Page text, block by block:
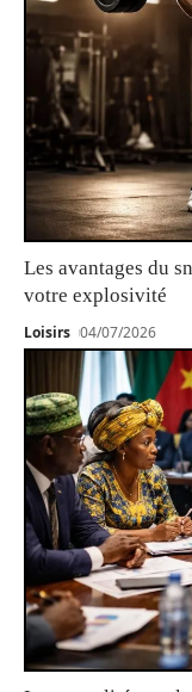
Les avantages du
votre explosivité
Loisirs 04/07/2026